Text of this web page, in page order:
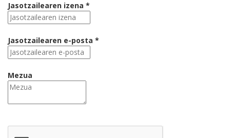
Jasotzailearen izena *
Jasotzailearen e-posta *
Mezua